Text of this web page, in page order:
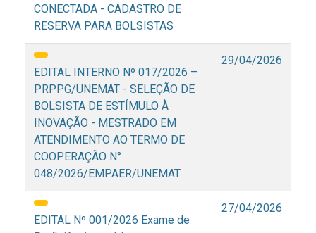
CONECTADA - CADASTRO DE
RESERVA PARA BOLSISTAS
EDITAL INTERNO Nº 017/2026 –
PRPPG/UNEMAT - SELEÇÃO DE
BOLSISTA DE ESTÍMULO À
INOVAÇÃO - MESTRADO EM
ATENDIMENTO AO TERMO DE
COOPERAÇÃO N°
048/2026/EMPAER/UNEMAT
29/04/2026
EDITAL Nº 001/2026 Exame de
27/04/2026